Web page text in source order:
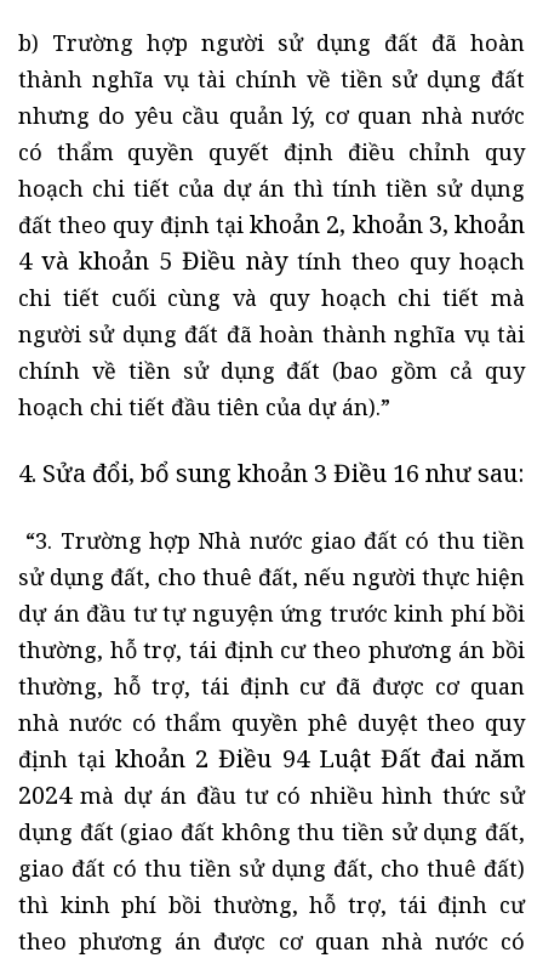
b) Trường hợp người sử dụng đất đã hoàn
thành nghĩa vụ tài chính về tiền sử dụng đất
nhưng do yêu cầu quản lý, cơ quan nhà nước
có thẩm quyền quyết định điều chỉnh quy
hoạch chi tiết của dự án thì tính tiền sử dụng
đất theo quy định tạikhoản 2, khoản 3, khoản
4 và khoản 5 Điều nàytính theo quy hoạch
chi tiết cuối cùng và quy hoạch chi tiết mà
người sử dụng đất đã hoàn thành nghĩa vụ tài
chính về tiền sử dụng đất (bao gồm cả quy
hoạch chi tiết đầu tiên của dự án).”
4. Sửa đổi, bổ sung khoản 3 Điều 16 như sau:
“3. Trường hợp Nhà nước giao đất có thu tiền
sử dụng đất, cho thuê đất, nếu người thực hiện
dự án đầu tư tự nguyện ứng trước kinh phí bồi
thường, hỗ trợ, tái định cư theo phương án bồi
thường, hỗ trợ, tái định cư đã được cơ quan
nhà nước có thẩm quyền phê duyệt theo quy
định tạikhoản 2 Điều 94 Luật Đất đai năm
2024mà dự án đầu tư có nhiều hình thức sử
dụng đất (giao đất không thu tiền sử dụng đất,
giao đất có thu tiền sử dụng đất, cho thuê đất)
thì kinh phí bồi thường, hỗ trợ, tái định cư
theo phương án được cơ quan nhà nước có